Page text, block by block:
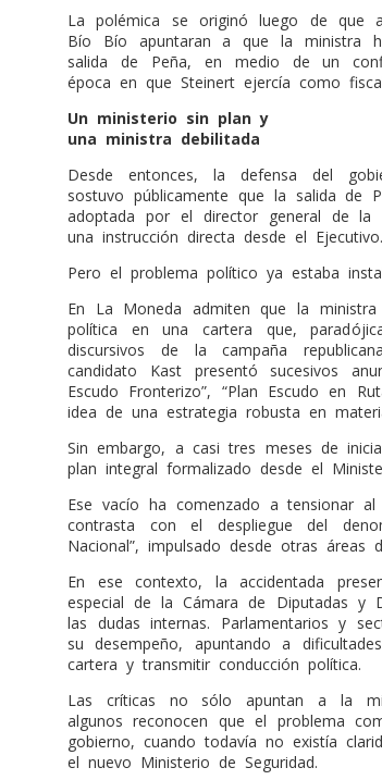
La polémica se originó luego de que
Bío Bío apuntaran a que la ministra
salida de Peña, en medio de un
época en que Steinert ejercía como
Un ministerio sin plan y
una ministra debilitada
Desde entonces, la defensa del
sostuvo públicamente que la salida de
adoptada por el director general de la
una instrucción directa desde el Ejecutivo.
Pero el problema político ya estaba
En La Moneda admiten que la
política en una cartera que,
discursivos de la campaña
candidato Kast presentó sucesivos
Escudo Fronterizo”, “Plan Escudo en
idea de una estrategia robusta en
Sin embargo, a casi tres meses de
plan integral formalizado desde el
Ese vacío ha comenzado a tensionar al
contrasta con el despliegue del
Nacional”, impulsado desde otras áreas
En ese contexto, la accidentada
especial de la Cámara de Diputadas y
las dudas internas. Parlamentarios y
su desempeño, apuntando a
cartera y transmitir conducción política.
Las críticas no sólo apuntan a la
algunos reconocen que el problema
gobierno, cuando todavía no existía
el nuevo Ministerio de Seguridad.